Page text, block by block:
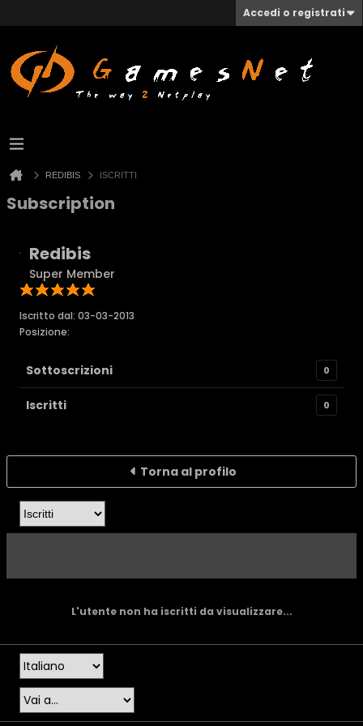
Accedi o registrati
REDIBIS ISCRITTI
Subscription
Redibis
Super Member
Iscritto dal: 03-03-2013
Posizione:
Sottoscrizioni 0
Iscritti 0
Torna al profilo
L'utente non ha iscritti da visualizzare...